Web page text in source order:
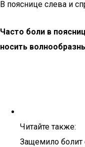
В пояснице слева и
Часто боли в
носить
Читайте также:
Защемило болит